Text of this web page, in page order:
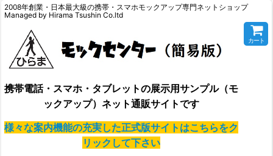
2008年創業・日本最大級の携帯・スマホモックアップ専門ネットショップ
Managed by Hirama Tsushin Co.ltd
携帯電話・スマホ・タブレットの展示用サンプル（モ
ックアップ）ネット通販サイトです
様々な案内機能の充実した正式版サイトはこちらをク
リックして下さい
カート